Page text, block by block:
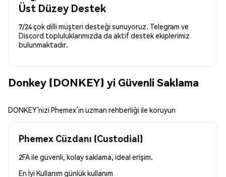
Üst Düzey Destek
7/24 çok dilli müşteri desteği sunuyoruz. Telegram ve
Discord topluluklarımızda da aktif destek ekiplerimiz
bulunmaktadır.
Donkey (DONKEY) yi Güvenli Saklama
DONKEY’nizi Phemex’in uzman rehberliği ile koruyun
Phemex Cüzdanı (Custodial)
2FA ile güvenli, kolay saklama, ideal erişim.
En İyi Kullanım günlük kullanım